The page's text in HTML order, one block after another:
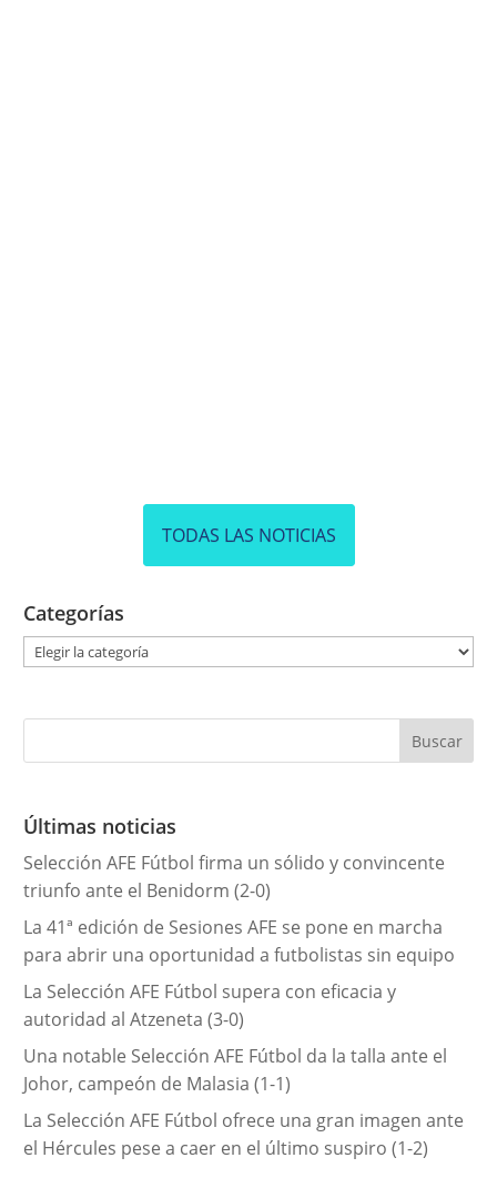
TODAS LAS NOTICIAS
Categorías
a
g
r
a
s
Últimas noticias
Selección AFE Fútbol firma un sólido y convincente
triunfo ante el Benidorm (2-0)
La 41ª edición de Sesiones AFE se pone en marcha
para abrir una oportunidad a futbolistas sin equipo
La Selección AFE Fútbol supera con eficacia y
autoridad al Atzeneta (3-0)
Una notable Selección AFE Fútbol da la talla ante el
Johor, campeón de Malasia (1-1)
La Selección AFE Fútbol ofrece una gran imagen ante
el Hércules pese a caer en el último suspiro (1-2)